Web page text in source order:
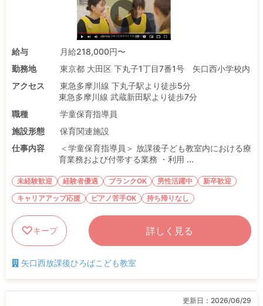
給与
月給218,000円〜
勤務地
東京都 大田区 下丸子1丁目7番1号 矢口西小学校内
アクセス
東急多摩川線 下丸子駅より徒歩5分
東急多摩川線 武蔵新田駅より徒歩7分
職種
学童保育指導員
施設形態
保育関連施設
仕事内容
＜学童保育指導員＞ 放課後子ども教室内における療
育業務および付帯する業務 ・利用 ...
未経験歓迎 経験者優遇 ブランクOK 男性活躍中
新卒歓迎
キャリアアップ応援
ピアノ苦手OK 持ち帰りなし
キープ 詳しく見る
矢口西放課後ひろばこども教室
更新日： 2026/06/29